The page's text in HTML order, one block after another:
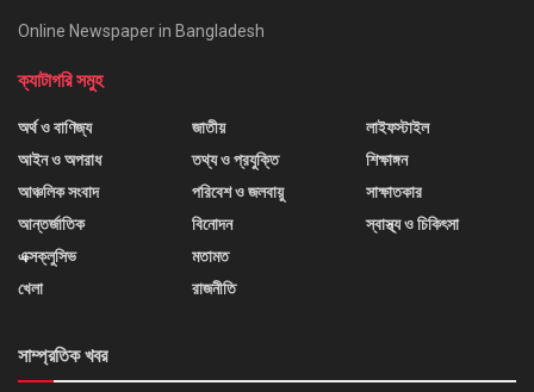
Online Newspaper in Bangladesh
ক্যাটাগরি সমুহ
অর্থ ও বাণিজ্য
আইন ও অপরাধ
আঞ্চলিক সংবাদ
আন্তর্জাতিক
এক্সক্লুসিভ
খেলা
জাতীয়
তথ্য ও প্রযুক্তি
পরিবেশ ও জলবায়ু
বিনোদন
মতামত
রাজনীতি
লাইফস্টাইল
শিক্ষাঙ্গন
সাক্ষাতকার
স্বাস্থ্য ও চিকিৎসা
সাম্প্রতিক খবর